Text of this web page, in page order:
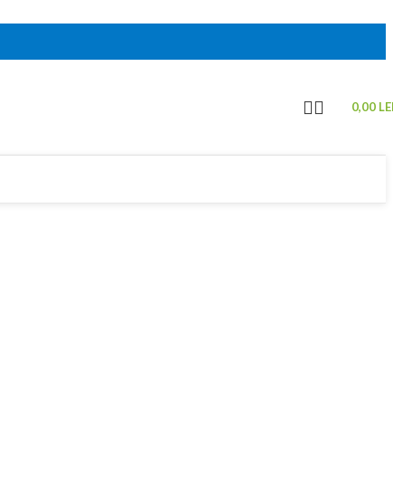
0,00